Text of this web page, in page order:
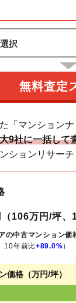
「マンション
9社に一括して
ションリサーチ
106万円/坪、
の中古マンション価
10年前比+89.0%）
価格（万円/坪）